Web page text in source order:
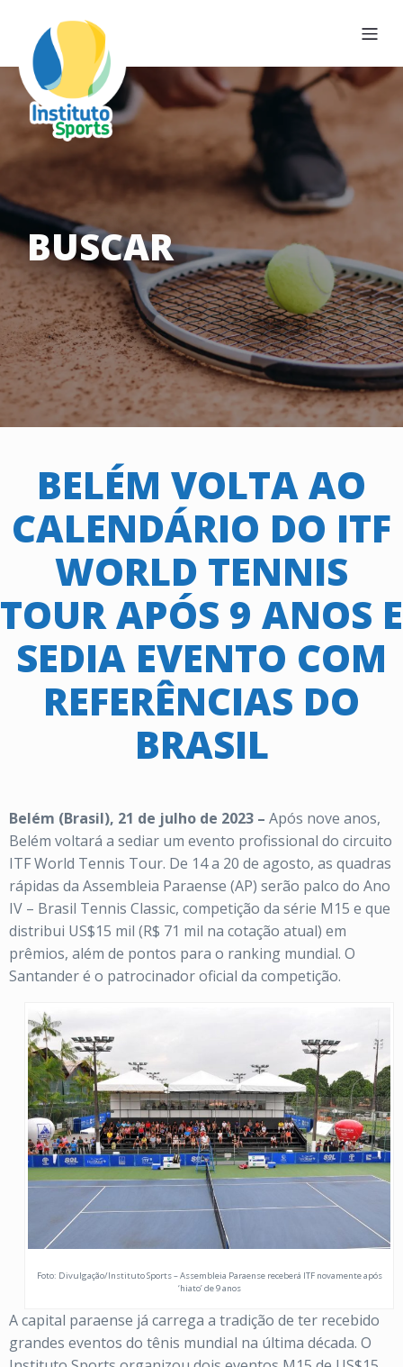
BUSCAR
BELÉM VOLTA AO
CALENDÁRIO DO ITF
WORLD TENNIS
TOUR APÓS 9 ANOS E
SEDIA EVENTO COM
REFERÊNCIAS DO
BRASIL
Belém (Brasil), 21 de julho de 2023 – Após nove anos,
Belém voltará a sediar um evento profissional do circuito
ITF World Tennis Tour. De 14 a 20 de agosto, as quadras
rápidas da Assembleia Paraense (AP) serão palco do Ano
IV – Brasil Tennis Classic, competição da série M15 e que
distribui US$15 mil (R$ 71 mil na cotação atual) em
prêmios, além de pontos para o ranking mundial. O
Santander é o patrocinador oficial da competição.
Foto: Divulgação/Instituto Sports – Assembleia Paraense receberá ITF novamente após
‘hiato’ de 9 anos
A capital paraense já carrega a tradição de ter recebido
grandes eventos do tênis mundial na última década. O